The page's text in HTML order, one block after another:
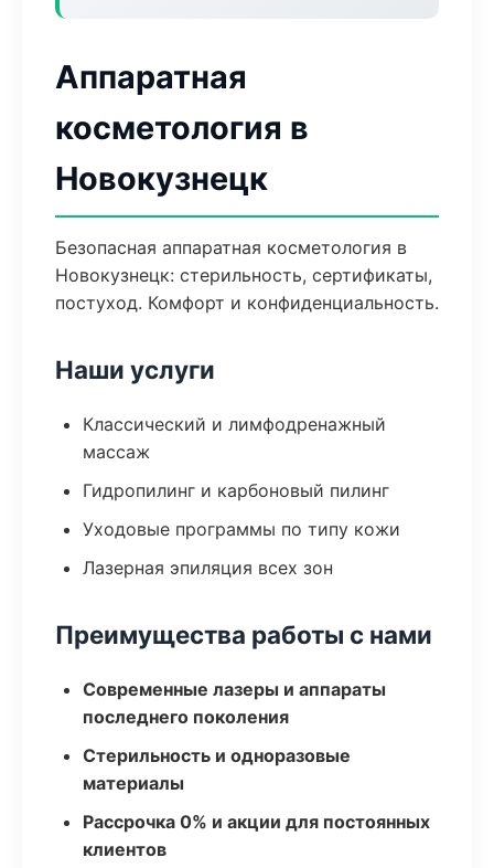
Аппаратная
косметология в
Новокузнецк
Безопасная аппаратная косметология в
Новокузнецк: стерильность, сертификаты,
постуход. Комфорт и конфиденциальность.
Наши услуги
Классический и лимфодренажный
массаж
Гидропилинг и карбоновый пилинг
Уходовые программы по типу кожи
Лазерная эпиляция всех зон
Преимущества работы с нами
Современные лазеры и аппараты
последнего поколения
Стерильность и одноразовые
материалы
Рассрочка 0% и акции для постоянных
клиентов